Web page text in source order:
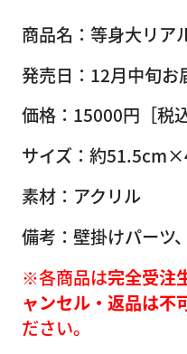
商品名：等身大リ
発売日：12月中旬お
価格：15000円［税込
サイズ：約
素材：アクリル
備考：壁掛けパーツ
※各商品は完全受注
ャンセル・返品は不
ださい。